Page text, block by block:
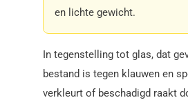
en lichte gewicht.
In tegenstelling tot glas, dat
bestand is tegen klauwen en
verkleurt of beschadigd raakt